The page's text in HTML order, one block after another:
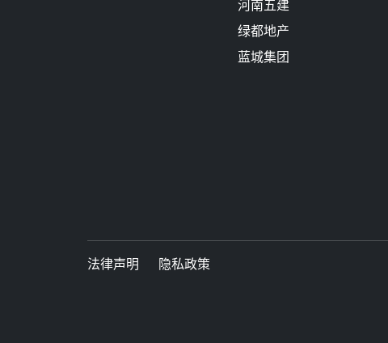
河南五建
绿都地产
蓝城集团
法律声明 隐私政策